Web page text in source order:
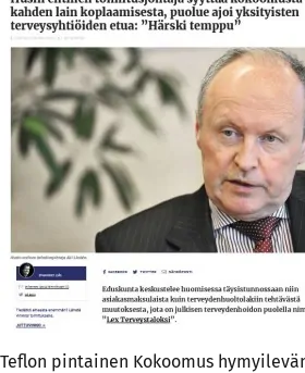
Teflon pintainen Kokoomus